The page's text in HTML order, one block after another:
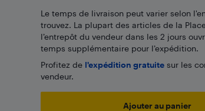
Le temps de livraison peut varier selon
trouvez. La plupart des articles de la
l’entrepôt du vendeur dans les 2 jours
temps supplémentaire pour l’expédition.
Profitez de l'expédition gratuitesur les
vendeur.
Ajouter au panier